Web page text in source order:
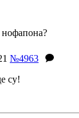
нофапона?
№4963
су!